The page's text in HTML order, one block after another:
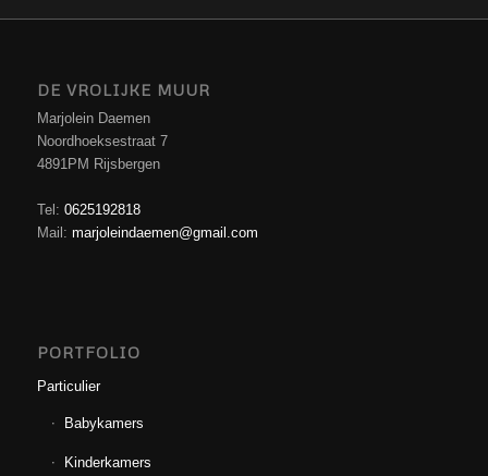
DE VROLIJKE MUUR
Marjolein Daemen
Noordhoeksestraat 7
4891PM Rijsbergen
Tel: 0625192818
Mail: marjoleindaemen@gmail.com
PORTFOLIO
Particulier
Babykamers
Kinderkamers